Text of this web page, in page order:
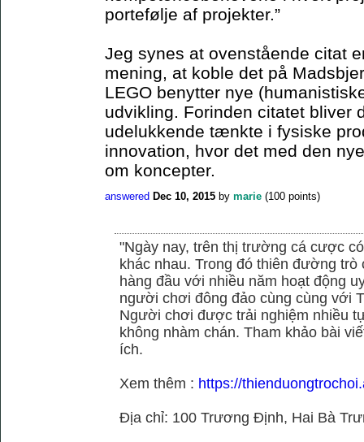
portefølje af projekter.”
Jeg synes at ovenstående citat
mening, at koble det på
LEGO benytter nye
udvikling. Forinden citatet bliver
udelukkende tænkte i fysiske
innovation, hvor det med den
om koncepter.
answered Dec 10, 2015 by marie (100 points)
"Ngày nay, trên thị trường cá cược
khác nhau. Trong đó thiên đường
hàng đầu với nhiều năm hoạt động
người chơi đông đảo cùng cùng với
Người chơi được trải nghiệm nhiều
không nhàm chán. Tham khảo bài
ích.
Xem thêm : https://
Địa chỉ: 100 Trương Định, Hai Bà